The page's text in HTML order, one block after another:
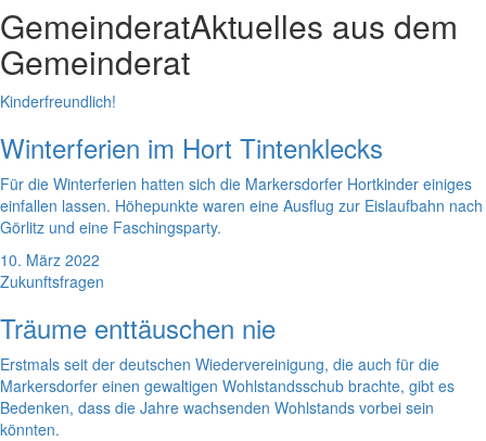
GemeinderatAktuelles aus dem
Gemeinderat
Kinderfreundlich!
Winterferien im Hort Tintenklecks
Für die Winterferien hatten sich die Markersdorfer Hortkinder einiges
einfallen lassen. Höhepunkte waren eine Ausflug zur Eislaufbahn nach
Görlitz und eine Faschingsparty.
10. März 2022
Zukunftsfragen
Träume enttäuschen nie
Erstmals seit der deutschen Wiedervereinigung, die auch für die
Markersdorfer einen gewaltigen Wohlstandsschub brachte, gibt es
Bedenken, dass die Jahre wachsenden Wohlstands vorbei sein
könnten.